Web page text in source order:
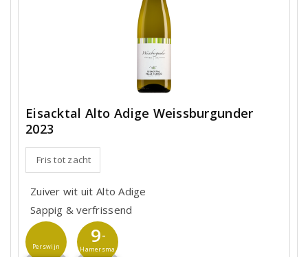
Eisacktal Alto Adige Weissburgunder
2023
Fris tot zacht
Zuiver wit uit Alto Adige
Sappig & verfrissend
Perswijn 9-
Hamersma